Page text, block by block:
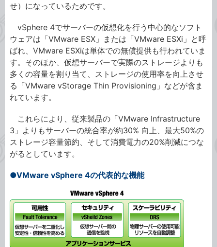
せ）になっているためです。
vSphere 4でサーバーの仮想化を行う中心的なソフト
ウェアは「VMware ESX」または「VMware ESXi」と呼
ばれ、VMware ESXiは単体での無償提供も行われていま
す。そのほか、仮想サーバーで実際のストレージよりも
多くの容量を割り当て、ストレージの使用率を向上させ
る「VMware vStorage Thin Provisioning」などが含ま
れています。
これらにより、従来製品の「VMware Infrastructure
3」よりもサーバーの統合率が約30% 向上、最大50%の
ストレージ容量節約、そして消費電力の20%削減につな
がるとしています。
●VMware vSphere 4の代表的な機能